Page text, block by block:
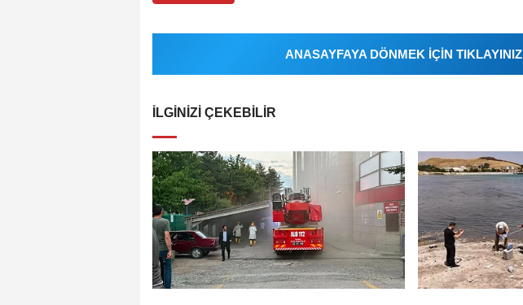
ANASAYFAYA DÖNMEK İÇİN TIKLAYINIZ
İLGINIZI ÇEKEBILIR